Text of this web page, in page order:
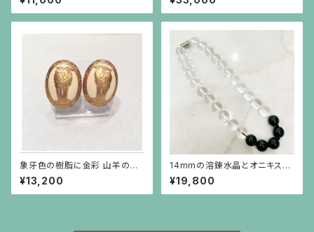
象牙色の樹脂に金彩 山羊のイ
ヤリング 楕円
¥13,200
14mmの溶錬水晶とオニキスの
ネックレス
¥19,800